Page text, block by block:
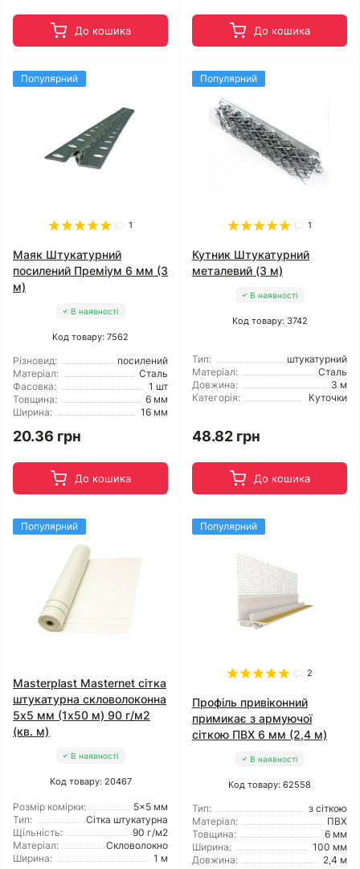
До кошика До кошика
Популярний
1
Маяк Штукатурний
посилений Преміум 6 мм (3
м)
В наявності
Код товару: 7562
Різновид:
посилений
Матеріал:
Сталь
Фасовка:
1 шт
Товщина:
6 мм
Ширина:
16 мм
20.36 грн
До кошика
Популярний
1
Кутник Штукатурний
металевий (3 м)
В наявності
Код товару: 3742
Тип:
штукатурний
Матеріал:
Сталь
Довжина:
3 м
Категорія:
Куточки
48.82 грн
До кошика
Популярний
Masterplast Masternet сітка
штукатурна скловолоконна
5x5 мм (1x50 м) 90 г/м2
(кв. м)
В наявності
Код товару: 20467
Розмір комірки:
5x5 мм
Тип:
Сітка штукатурна
Щільність:
90 г/м2
Матеріал:
Скловолокно
Ширина:
1 м
Популярний
2
Профіль привіконний
примикає з армуючої
сіткою ПВХ 6 мм (2,4 м)
В наявності
Код товару: 62558
Тип:
з сіткою
Матеріал:
ПВХ
Товщина:
6 мм
Ширина:
100 мм
Довжина:
2,4 м